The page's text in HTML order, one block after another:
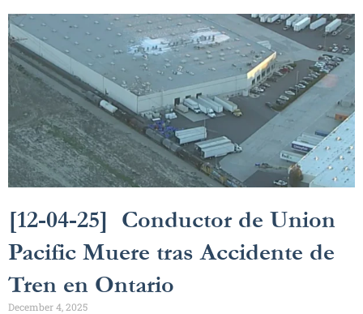
[12-04-25] Conductor de Union
Pacific Muere tras Accidente de
Tren en Ontario
December 4, 2025